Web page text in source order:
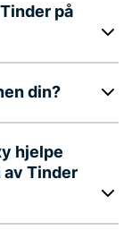
på
din?
hjelpe
av Tinder